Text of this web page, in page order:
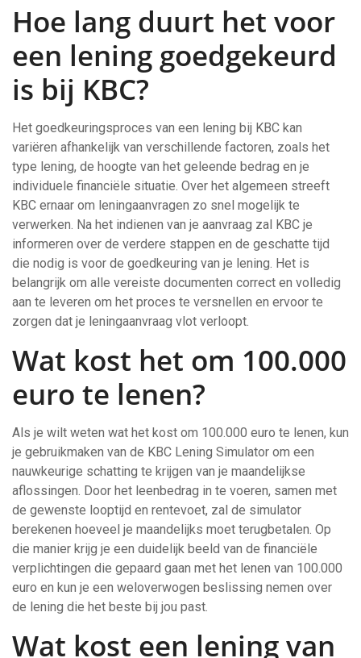
Hoe lang duurt het voor
een lening goedgekeurd
is bij KBC?
Het goedkeuringsproces van een lening bij KBC kan
variëren afhankelijk van verschillende factoren, zoals het
type lening, de hoogte van het geleende bedrag en je
individuele financiële situatie. Over het algemeen streeft
KBC ernaar om leningaanvragen zo snel mogelijk te
verwerken. Na het indienen van je aanvraag zal KBC je
informeren over de verdere stappen en de geschatte tijd
die nodig is voor de goedkeuring van je lening. Het is
belangrijk om alle vereiste documenten correct en volledig
aan te leveren om het proces te versnellen en ervoor te
zorgen dat je leningaanvraag vlot verloopt.
Wat kost het om 100.000
euro te lenen?
Als je wilt weten wat het kost om 100.000 euro te lenen, kun
je gebruikmaken van de KBC Lening Simulator om een
nauwkeurige schatting te krijgen van je maandelijkse
aflossingen. Door het leenbedrag in te voeren, samen met
de gewenste looptijd en rentevoet, zal de simulator
berekenen hoeveel je maandelijks moet terugbetalen. Op
die manier krijg je een duidelijk beeld van de financiële
verplichtingen die gepaard gaan met het lenen van 100.000
euro en kun je een weloverwogen beslissing nemen over
de lening die het beste bij jou past.
Wat kost een lening van